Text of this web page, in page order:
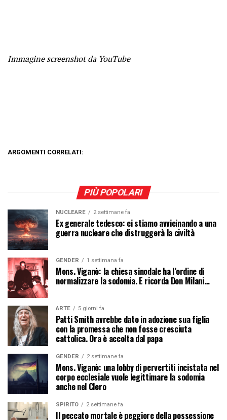
Immagine screenshot da YouTube
ARGOMENTI CORRELATI:
PIÙ POPOLARI
NUCLEARE 2 settimane fa
Ex generale tedesco: ci stiamo avvicinando a una
guerra nucleare che distruggerà la civiltà
GENDER 1 settimana fa
Mons. Viganò: la chiesa sinodale ha l’ordine di
normalizzare la sodomia. E ricorda Don Milani…
ARTE 5 giorni fa
Patti Smith avrebbe dato in adozione sua figlia
con la promessa che non fosse cresciuta
cattolica. Ora è accolta dal papa
GENDER 2 settimane fa
Mons. Viganò: una lobby di pervertiti incistata nel
corpo ecclesiale vuole legittimare la sodomia
anche nel Clero
SPIRITO 2 settimane fa
Il peccato mortale è peggiore della possessione